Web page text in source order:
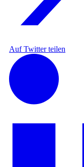
Auf Twitter teilen